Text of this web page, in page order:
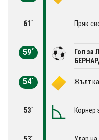
61´ Пряк
59´
Гол за
54´ Жълт
53´ Корнер